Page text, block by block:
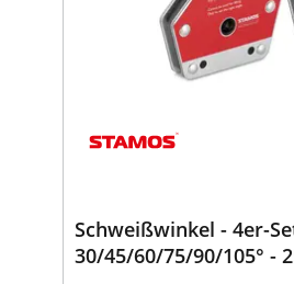
Schweißwinkel - 4er-
30/45/60/75/90/105° -